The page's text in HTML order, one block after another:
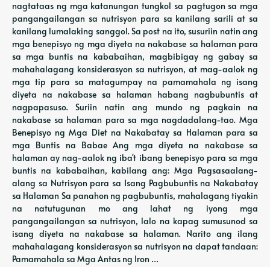
nagtataas ng mga katanungan tungkol sa pagtugon sa mga
pangangailangan sa nutrisyon para sa kanilang sarili at sa
kanilang lumalaking sanggol. Sa post na ito, susuriin natin ang
mga benepisyo ng mga diyeta na nakabase sa halaman para
sa mga buntis na kababaihan, magbibigay ng gabay sa
mahahalagang konsiderasyon sa nutrisyon, at mag-aalok ng
mga tip para sa matagumpay na pamamahala ng isang
diyeta na nakabase sa halaman habang nagbubuntis at
nagpapasuso. Suriin natin ang mundo ng pagkain na
nakabase sa halaman para sa mga nagdadalang-tao. Mga
Benepisyo ng Mga Diet na Nakabatay sa Halaman para sa
mga Buntis na Babae Ang mga diyeta na nakabase sa
halaman ay nag-aalok ng iba't ibang benepisyo para sa mga
buntis na kababaihan, kabilang ang: Mga Pagsasaalang-
alang sa Nutrisyon para sa Isang Pagbubuntis na Nakabatay
sa Halaman Sa panahon ng pagbubuntis, mahalagang tiyakin
na natutugunan mo ang lahat ng iyong mga
pangangailangan sa nutrisyon, lalo na kapag sumusunod sa
isang diyeta na nakabase sa halaman. Narito ang ilang
mahahalagang konsiderasyon sa nutrisyon na dapat tandaan:
Pamamahala sa Mga Antas ng Iron …